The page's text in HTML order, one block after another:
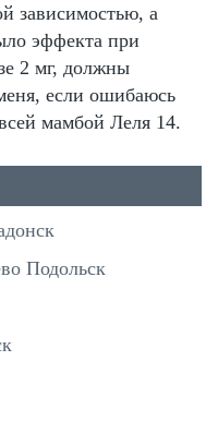
зависимостью, а
эффекта при
2 мг, должны
если ошибаюсь
мамбой Леля 14.
Подольск